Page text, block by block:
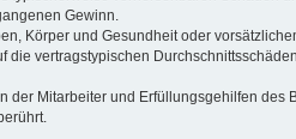
Gewinn.
Körper und Gesundheit oder
vertragstypischen
der Mitarbeiter und Erfüllungsgehilfen des